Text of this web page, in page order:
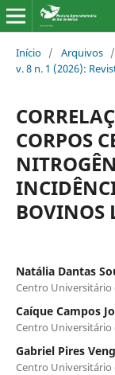
Início / Arquivos /
v. 8 n. 1 (2026):
CORPOS
BOVINOS
Natália Dantas
Centro Universitário
Caíque Campos
Centro Universitário
Gabriel Pires
Centro Universitário